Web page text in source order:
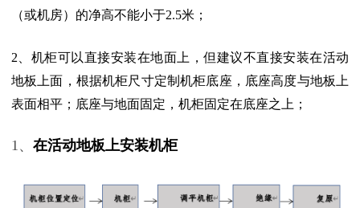
（或机房）的净高不能小于2.5米 ；
2、机柜可以直接安装在地面上，但建议不直接安装在活动
地板上面，根据机柜尺寸定制机柜底座，底座高度与地板上
表面相平；底座与地面固定，机柜固定在底座之上 ；
1、 在活动地板上安装机柜